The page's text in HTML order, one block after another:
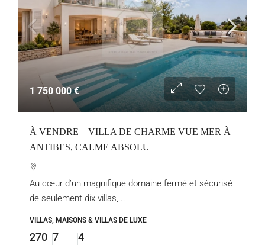
1 750 000 €
À VENDRE – VILLA DE CHARME VUE MER À
ANTIBES, CALME ABSOLU
Au cœur d’un magnifique domaine fermé et sécurisé
de seulement dix villas,...
VILLAS, MAISONS & VILLAS DE LUXE
270 7 4